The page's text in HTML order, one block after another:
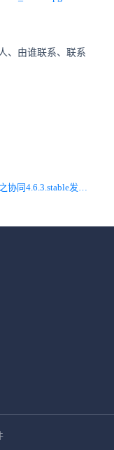
、由谁联系、联系
下一篇 然之协同4.6.3.stable发布，集成喧喧1.5.0